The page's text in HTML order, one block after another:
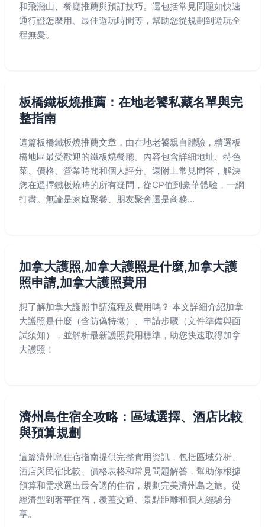
和飛濺山、餐廳推薦與預訂技巧。還包括常見問題如快速
通行證怎麼用、最佳遊玩時間等，幫助您從規劃到遊玩全
程無憂。
板橋鐵板燒推薦：在地老饕私藏名單與完
整指南
這篇板橋鐵板燒推薦文章，由在地老饕親自體驗，精選板
橋地區最受歡迎的鐵板燒餐廳。內容包含詳細地址、特色
菜、價格、營業時間和個人評分。還附上常見問答，解決
您在選擇鐵板燒時的所有疑問，從CP值到豪華體驗，一網
打盡。無論是家庭聚餐、朋友聚會還是商務...
加拿大護照,加拿大護照是什麼,加拿大護
照申請,加拿大護照費用
想了解加拿大護照申請流程及費用嗎？ 本文詳細介紹加拿
大護照是什麼（含防偽特徵）、申請步驟（文件準備與面
試須知），並解析最新護照費用標準，助您快速取得加拿
大護照！
濟州島住宿全攻略：區域選擇、酒店比較
與預算規劃
這篇濟州島住宿指南提供完整實用資訊，包括區域分析、
酒店與民宿比較、價格表格和常見問題解答，幫助你根據
預算和需求選出最合適的住宿，規劃完美濟州島之旅。從
經濟型到奢華住宿，覆蓋交通、景點距離和個人經驗分
享。